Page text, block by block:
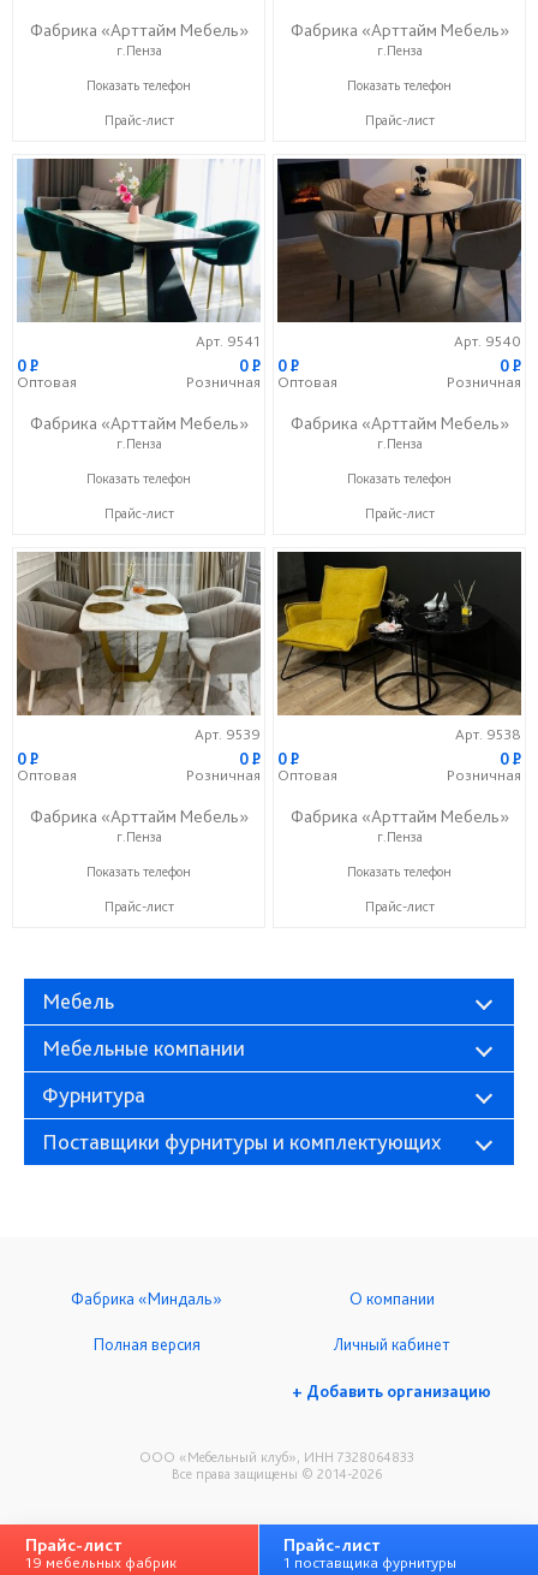
Фабрика «Арттайм Мебель»
г.Пенза
+7 (800) 201-23-49
Показать телефон
Прайс-лист
Фабрика «Арттайм Мебель»
г.Пенза
+7 (800) 201-23-49
Показать телефон
Прайс-лист
Арт. 9541
0P
Оптовая
0P
Розничная
Фабрика «Арттайм Мебель»
г.Пенза
+7 (800) 201-23-49
Показать телефон
Прайс-лист
Арт. 9540
0P
Оптовая
0P
Розничная
Фабрика «Арттайм Мебель»
г.Пенза
+7 (800) 201-23-49
Показать телефон
Прайс-лист
Арт. 9539
0P
Оптовая
0P
Розничная
Фабрика «Арттайм Мебель»
г.Пенза
+7 (800) 201-23-49
Показать телефон
Прайс-лист
Арт. 9538
0P
Оптовая
0P
Розничная
Фабрика «Арттайм Мебель»
г.Пенза
+7 (800) 201-23-49
Показать телефон
Прайс-лист
Мебель
Мебельные компании
Фурнитура
Поставщики фурнитуры и комплектующих
ООО «Мебельный клуб», ИНН 7328064833
Все права защищены © 2014-2026
Фабрика «Миндаль» О компании
Полная версия Личный кабинет
+ Добавить организацию
Прайс-лист
19 мебельных фабрик
Прайс-лист
1 поставщика фурнитуры